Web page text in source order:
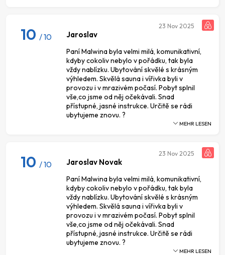
10 / 10 Jaroslav
Paní Malwina byla velmi milá, komunikativní,
kdyby cokoliv nebylo v pořádku, tak byla
vždy nablízku. Ubytování skvělé s krásným
výhledem. Skvělá sauna i vířivka byli v
provozu i v mrazivém počasí. Pobyt splnil
vše,co jsme od něj očekávali. Snad
přístupné, jasné instrukce. Určitě se rádi
ubytujeme znovu. ?
23 Nov 2025
MEHR LESEN
10 / 10 Jaroslav Novak
Paní Malwina byla velmi milá, komunikativní,
kdyby cokoliv nebylo v pořádku, tak byla
vždy nablízku. Ubytování skvělé s krásným
výhledem. Skvělá sauna i vířivka byli v
provozu i v mrazivém počasí. Pobyt splnil
vše,co jsme od něj očekávali. Snad
přístupné, jasné instrukce. Určitě se rádi
ubytujeme znovu. ?
23 Nov 2025
MEHR LESEN